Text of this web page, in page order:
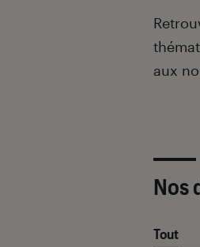
aux
Nos
Tout